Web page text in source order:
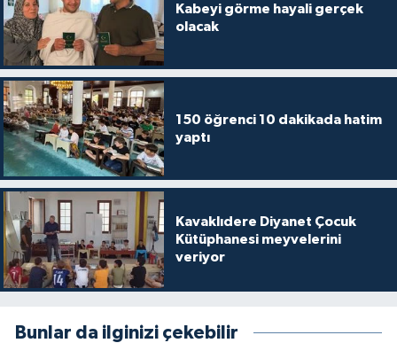
Kabeyi görme hayali gerçek
olacak
150 öğrenci 10 dakikada hatim
yaptı
Kavaklıdere Diyanet Çocuk
Kütüphanesi meyvelerini
veriyor
Bunlar da ilginizi çekebilir
Gümüşhane Müftülüğü
Hakkari Müftülüğü
Hatay Müftülüğü
Iğdır Müftülüğü
Isparta Müftülüğü
İstanbul Müftülüğü
İzmir Müftülüğü
Kahramanmaraş Müftülüğü